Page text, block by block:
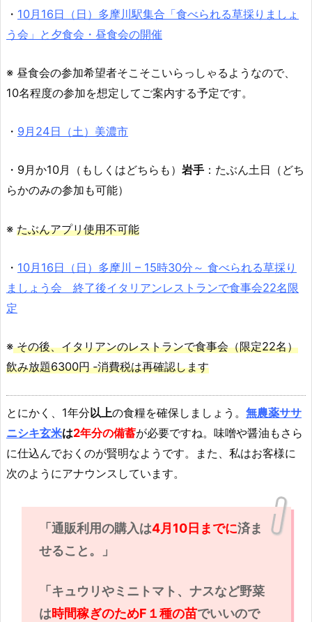
・ 10月16日（日）多摩川駅集合「食べられる草採りましょ
う会」と夕食会・昼食会の開催
※ 昼食会の参加希望者そこそこいらっしゃるようなので、
10名程度の参加を想定してご案内する予定です。
・ 9月24日（土）美濃市
・9月か10月（もしくはどちらも） 岩手 ：たぶん土日（どち
らかのみの参加も可能）
※ たぶんアプリ使用不可能
・ 10月16日（日）多摩川 – 15時30分～ 食べられる草採り
ましょう会 終了後イタリアンレストランで食事会22名限
定
※その後、イタリアンのレストランで食事会（限定22名）
飲み放題6300円 ‐消費税は再確認します
とにかく、1年分以上の食糧を確保しましょう。 無農薬ササ
ニシキ玄米は2年分の備蓄が必要ですね。味噌や醤油もさら
に仕込んでおくのが賢明なようです。また、私はお客様に
次のようにアナウンスしています。
「通販利用の購入は4月10日までに済ま
せること。」
「キュウリやミニトマト、ナスなど野菜
は時間稼ぎのためF１種の苗でいいので